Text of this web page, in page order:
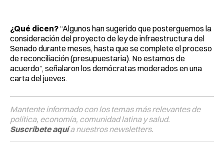
¿Qué dicen?“Algunos han sugerido que posterguemos la
consideración del proyecto de ley de infraestructura del
Senado durante meses, hasta que se complete el proceso
de reconciliación (presupuestaria). No estamos de
acuerdo”, señalaron los demócratas moderados en una
carta del jueves.
Mantente informado con los temas más relevantes de
política, economía, comunidad latina y salud.
Suscríbete aquía nuestros newsletters.